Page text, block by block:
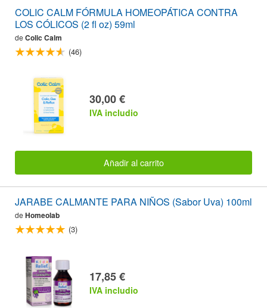
COLIC CALM FÓRMULA HOMEOPÁTICA CONTRA
LOS CÓLICOS (2 fl oz) 59ml
de Colic Calm
(46)
30,00 €
IVA includio
Añadir al carrito
JARABE CALMANTE PARA NIÑOS (Sabor Uva) 100ml
de Homeolab
(3)
17,85 €
IVA includio